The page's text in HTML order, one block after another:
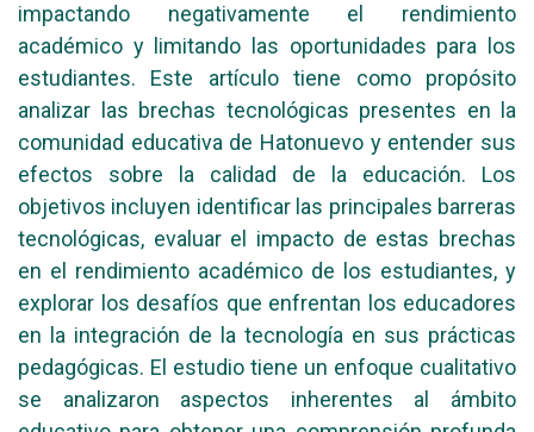
impactando negativamente el rendimiento
académico y limitando las oportunidades para los
estudiantes. Este artículo tiene como propósito
analizar las brechas tecnológicas presentes en la
comunidad educativa de Hatonuevo y entender sus
efectos sobre la calidad de la educación. Los
objetivos incluyen identificar las principales barreras
tecnológicas, evaluar el impacto de estas brechas
en el rendimiento académico de los estudiantes, y
explorar los desafíos que enfrentan los educadores
en la integración de la tecnología en sus prácticas
pedagógicas. El estudio tiene un enfoque cualitativo
se analizaron aspectos inherentes al ámbito